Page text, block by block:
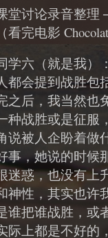
堂讨论录音整理
（看完电影
学六（就是我）
都会提到战胜包
之后，我当然也
种战胜或是征服
说被人企盼着做
事，她说的时候
迷惑，也没有上
神性，其实也许
谁把谁战胜，或
际上都是不好的